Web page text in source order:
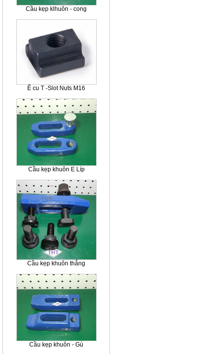
Cầu kẹp klhuôn - cong
Ê cu T -Slot Nuts M16
Cầu kẹp khuôn E Líp
Cầu kẹp khuôn thẳng
Cầu kẹp khuôn - Gù